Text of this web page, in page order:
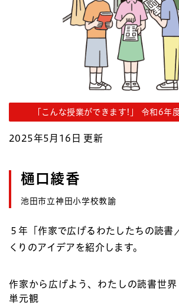
「こんな授業ができます!」 令和6年
2025年5月16日 更新
樋口綾香
池田市立神田小学校教諭
５年「作家で広げるわたしたちの読書
くりのアイデアを紹介します。
作家から広げよう、わたしの読書世界
単元観